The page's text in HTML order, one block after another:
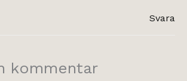
Svara
kommentar